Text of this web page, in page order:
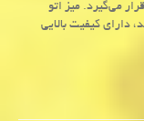
می‌گیرد. میز اتو
دارای کیفیت بالایی